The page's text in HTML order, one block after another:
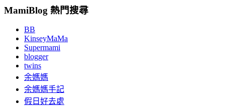
MamiBlog 熱門搜尋
BB
KinseyMaMa
Supermami
blogger
twins
余媽媽
余媽媽手記
假日好去處